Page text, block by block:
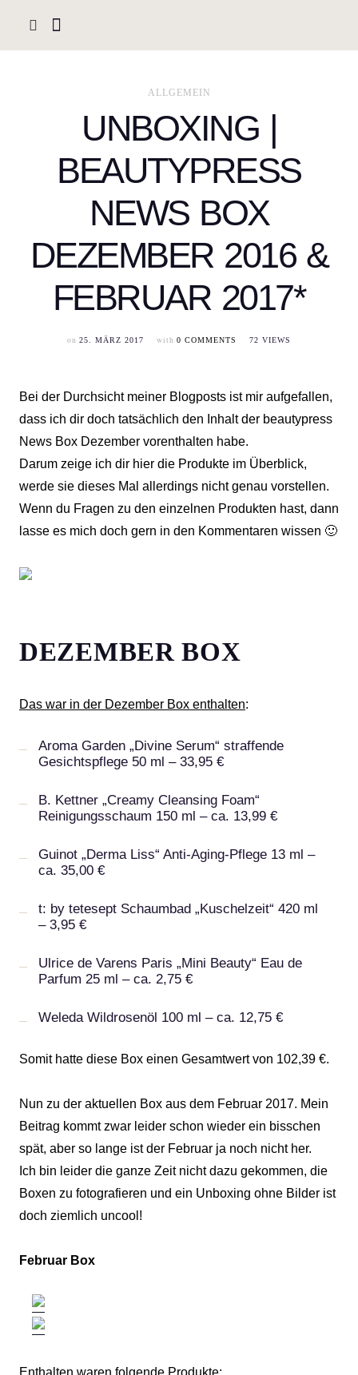
ALLGEMEIN
UNBOXING |
BEAUTYPRESS
NEWS BOX
DEZEMBER 2016 &
FEBRUAR 2017*
on 25. MÄRZ 2017 with 0 COMMENTS 72 VIEWS
Bei der Durchsicht meiner Blogposts ist mir aufgefallen,
dass ich dir doch tatsächlich den Inhalt der beautypress
News Box Dezember vorenthalten habe.
Darum zeige ich dir hier die Produkte im Überblick,
werde sie dieses Mal allerdings nicht genau vorstellen.
Wenn du Fragen zu den einzelnen Produkten hast, dann
lasse es mich doch gern in den Kommentaren wissen 🙂
DEZEMBER BOX
Das war in der Dezember Box enthalten:
Aroma Garden „Divine Serum“ straffende
Gesichtspflege 50 ml – 33,95 €
B. Kettner „Creamy Cleansing Foam“
Reinigungsschaum 150 ml – ca. 13,99 €
Guinot „Derma Liss“ Anti-Aging-Pflege 13 ml –
ca. 35,00 €
t: by tetesept Schaumbad „Kuschelzeit“ 420 ml
– 3,95 €
Ulrice de Varens Paris „Mini Beauty“ Eau de
Parfum 25 ml – ca. 2,75 €
Weleda Wildrosenöl 100 ml – ca. 12,75 €
Somit hatte diese Box einen Gesamtwert von 102,39 €.
Nun zu der aktuellen Box aus dem Februar 2017. Mein
Beitrag kommt zwar leider schon wieder ein bisschen
spät, aber so lange ist der Februar ja noch nicht her.
Ich bin leider die ganze Zeit nicht dazu gekommen, die
Boxen zu fotografieren und ein Unboxing ohne Bilder ist
doch ziemlich uncool!
Februar Box